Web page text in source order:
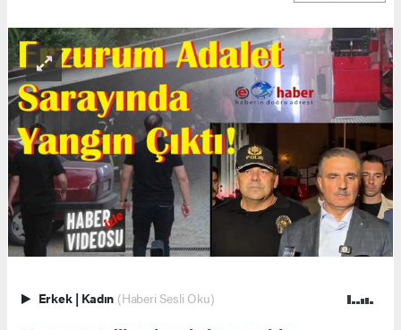
Erkek | Kadın (Haberi Sesli Oku)